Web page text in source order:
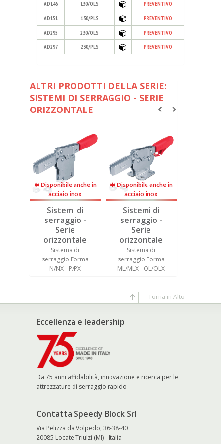
AD146 130/OLS PREVENTIVO
AD151 130/PLS PREVENTIVO
AD295 230/OLS PREVENTIVO
AD297 230/PLS PREVENTIVO
ALTRI PRODOTTI DELLA SERIE:
SISTEMI DI SERRAGGIO - SERIE
ORIZZONTALE
Disponibile anche in
acciaio inox
Sistemi di
serraggio -
Serie
orizzontale
Sistema di
serraggio Forma
N/NX - P/PX
Disponibile anche in
acciaio inox
Sistemi di
serraggio -
Serie
orizzontale
Sistema di
serraggio Forma
ML/MLX - OL/OLX
Eccellenza e leadership
Da 75 anni affidabilità, innovazione e ricerca per le
attrezzature di serraggio rapido
Contatta Speedy Block Srl
Via Pelizza da Volpedo, 36-38-40
20085 Locate Triulzi (MI) - Italia
Torna in Alto